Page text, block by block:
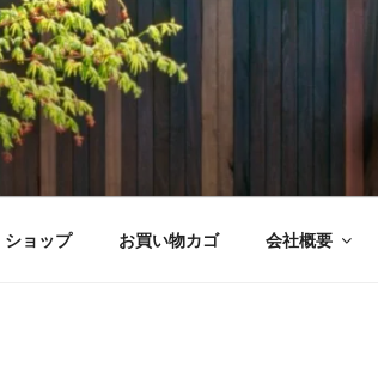
ショップ お買い物カゴ 会社概要